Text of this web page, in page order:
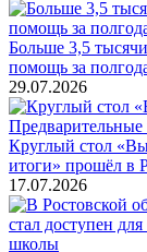
Больше 3,5
помощь за
29.07.2026
Круглый стол
итоги» прошёл в
17.07.2026